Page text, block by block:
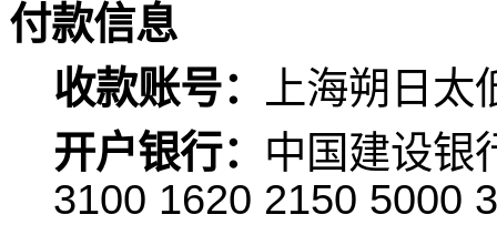
付款信息
收款账号：
上海朔日
开户银行： 中国建设
3100 1620 2150 5000